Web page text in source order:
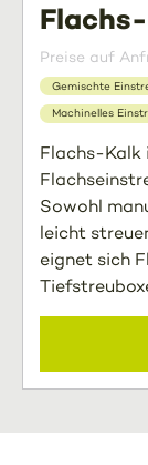
Preise auf
Gemischte
Machinelles
Flachs-Kalk
Sowohl
leicht
eignet sich